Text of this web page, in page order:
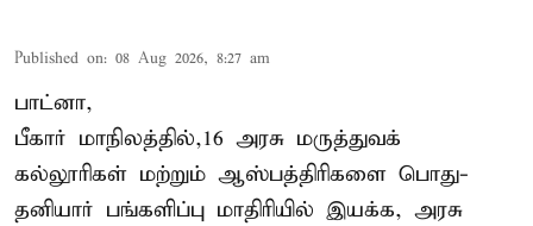
Published on: 08 Aug 2026, 8:27 am
பாட்னா,
பீகார் மாநிலத்தில்,16 அரசு மருத்துவக்
கல்லூரிகள் மற்றும் ஆஸ்பத்திரிகளை பொது-
தனியார் பங்களிப்பு மாதிரியில் இயக்க, அரசு